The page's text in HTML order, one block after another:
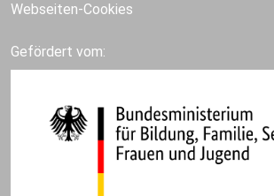
Webseiten-Cookies
Gefördert vom: